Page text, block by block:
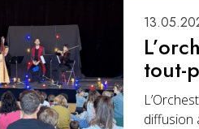
tout-
diffusion